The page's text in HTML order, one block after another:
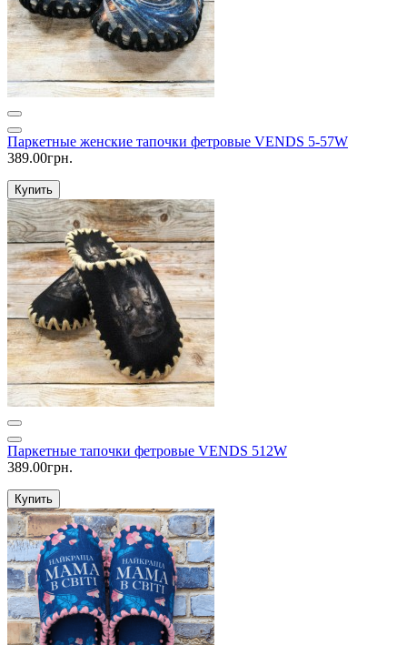
Паркетные женские тапочки фетровые VENDS 5-57W
389.00грн.
Купить
Паркетные тапочки фетровые VENDS 512W
389.00грн.
Купить